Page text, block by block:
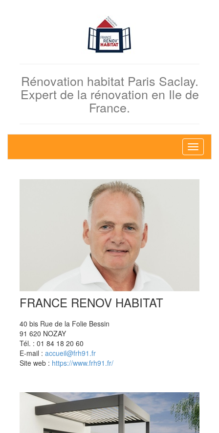
Rénovation habitat Paris Saclay.
Expert de la rénovation en Ile de
France.
Basculer
la
FRANCE RENOV HABITAT
40 bis Rue de la Folie Bessin
91 620 NOZAY
Tél. : 01 84 18 20 60
E-mail : accueil@frh91.fr
Site web : https://www.frh91.fr/